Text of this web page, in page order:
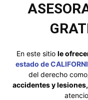
En este sitio le
estado de
del derecho
accidentes y